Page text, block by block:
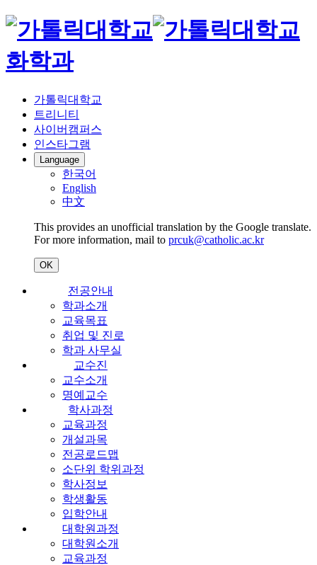
화학과
가톨릭대학교
트리니티
사이버캠퍼스
인스타그램
Language
한국어
English
中文
This provides an unofficial translation by the Google translate.
For more information, mail to prcuk@catholic.ac.kr
OK
전공안내
학과소개
교육목표
취업 및 진로
학과 사무실
교수진
교수소개
명예교수
학사과정
교육과정
개설과목
전공로드맵
소단위 학위과정
학사정보
학생활동
입학안내
대학원과정
대학원소개
교육과정